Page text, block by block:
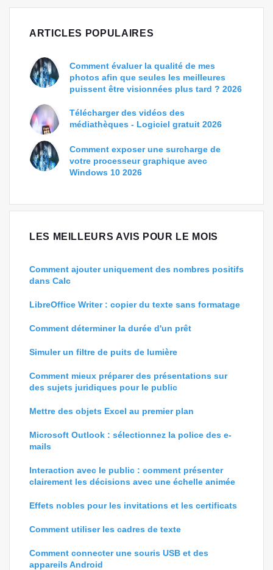
ARTICLES POPULAIRES
Comment évaluer la qualité de mes
photos afin que seules les meilleures
puissent être visionnées plus tard ? 2026
Télécharger des vidéos des
médiathèques - Logiciel gratuit 2026
Comment exposer une surcharge de
votre processeur graphique avec
Windows 10 2026
LES MEILLEURS AVIS POUR LE MOIS
Comment ajouter uniquement des nombres positifs
dans Calc
LibreOffice Writer : copier du texte sans formatage
Comment déterminer la durée d'un prêt
Simuler un filtre de puits de lumière
Comment mieux préparer des présentations sur
des sujets juridiques pour le public
Mettre des objets Excel au premier plan
Microsoft Outlook : sélectionnez la police des e-
mails
Interaction avec le public : comment présenter
clairement les décisions avec une échelle animée
Effets nobles pour les invitations et les certificats
Comment utiliser les cadres de texte
Comment connecter une souris USB et des
appareils Android